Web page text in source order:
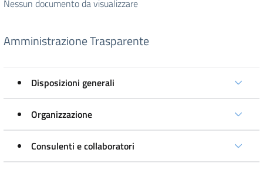
Nessun documento da visualizzare
Amministrazione Trasparente
Disposizioni generali
Organizzazione
Consulenti e collaboratori